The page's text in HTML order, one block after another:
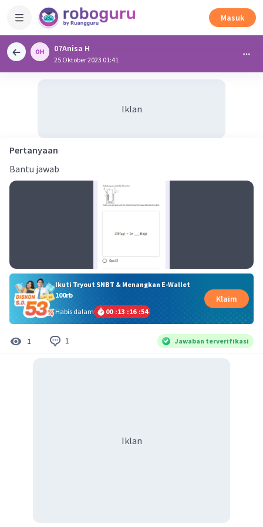
Masuk
07Anisa H
25 Oktober 2023 01:41
Iklan
Pertanyaan
Bantu jawab
Ikuti Tryout SNBT & Menangkan E-Wallet
100rb
Habis dalam
00 :13 :16 :54
Klaim
1 1 Jawaban terverifikasi
Iklan